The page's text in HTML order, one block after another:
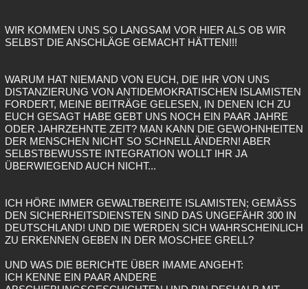
WIR KOMMEN UNS SO LANGSAM VOR HIER ALS OB WIR
SELBST DIE ANSCHLÄGE GEMACHT HÄTTEN!!!
WARUM HAT NIEMAND VON EUCH, DIE IHR VON UNS
DISTANZIERUNG VON ANTIDEMOKRATISCHEN ISLAMISTEN
FORDERT, MEINE BEITRÄGE GELESEN, IN DENEN ICH ZU
EUCH GESAGT HABE GEBT UNS NOCH EIN PAAR JAHRE
ODER JAHRZEHNTE ZEIT? MAN KANN DIE GEWOHNHEITEN
DER MENSCHEN NICHT SO SCHNELL ÄNDERN! ABER
SELBSTBEWUSSTE INTEGRATION WOLLT IHR JA
ÜBERWIEGEND AUCH NICHT...
ICH HÖRE IMMER GEWALTBEREITE ISLAMISTEN; GEMÄSS
DEN SICHERHEITSDIENSTEN SIND DAS UNGEFÄHR 300 IN
DEUTSCHLAND! UND DIE WERDEN SICH WAHRSCHEINLICH
ZU ERKENNEN GEBEN IN DER MOSCHEE GRELL?
UND WAS DIE BERICHTE ÜBER IMAME ANGEHT:
ICH KENNE EIN PAAR ANDERE